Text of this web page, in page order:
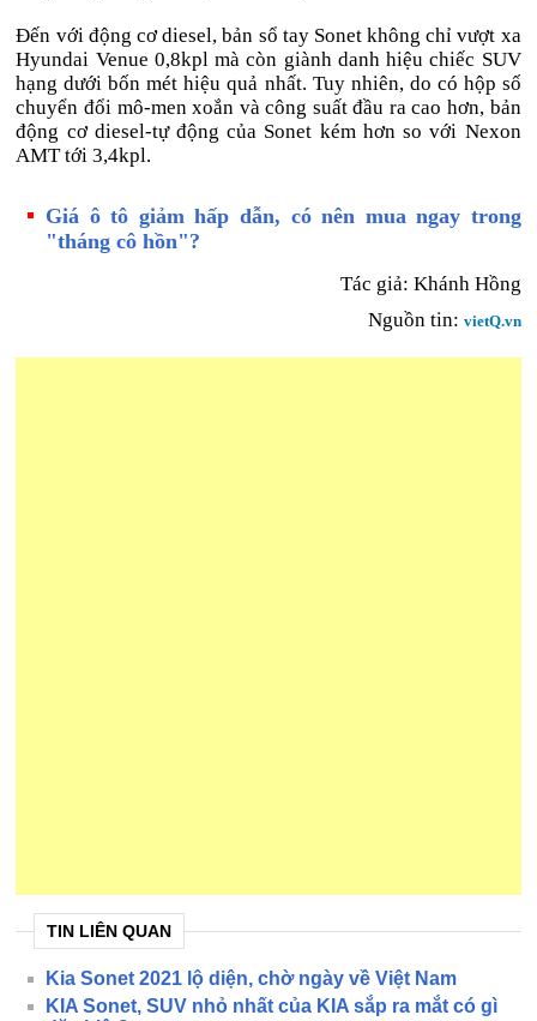
Đến với động cơ diesel, bản sổ tay Sonet không chỉ vượt xa
Hyundai Venue 0,8kpl mà còn giành danh hiệu chiếc SUV
hạng dưới bốn mét hiệu quả nhất. Tuy nhiên, do có hộp số
chuyển đổi mô-men xoắn và công suất đầu ra cao hơn, bản
động cơ diesel-tự động của Sonet kém hơn so với Nexon
AMT tới 3,4kpl.
Giá ô tô giảm hấp dẫn, có nên mua ngay trong
"tháng cô hồn"?
Tác giả: Khánh Hồng
Nguồn tin: vietQ.vn
TIN LIÊN QUAN
Kia Sonet 2021 lộ diện, chờ ngày về Việt Nam
KIA Sonet, SUV nhỏ nhất của KIA sắp ra mắt có gì